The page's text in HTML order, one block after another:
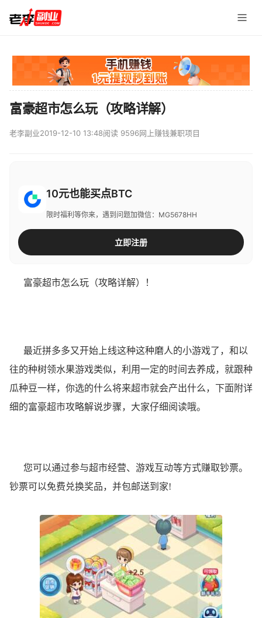
富豪超市怎么玩（攻略详解）
老李副业2019-12-10 13:48阅读 9596网上赚钱兼职项目
10元也能买点BTC
限时福利等你来，遇到问题加微信：MG5678HH
立即注册
富豪超市怎么玩（攻略详解）！
最近拼多多又开始上线这种这种磨人的小游戏了，和以
往的种树领水果游戏类似，利用一定的时间去养成，就跟种
瓜种豆一样，你选的什么将来超市就会产出什么，下面附详
细的富豪超市攻略解说步骤，大家仔细阅读哦。
您可以通过参与超市经营、游戏互动等方式赚取钞票。
钞票可以免费兑换奖品，并包邮送到家!